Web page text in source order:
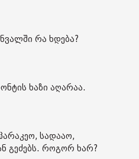
რა ხდება?
ხაზი აღარაა.
სადააო,
გეძებს. როგორ ხარ?